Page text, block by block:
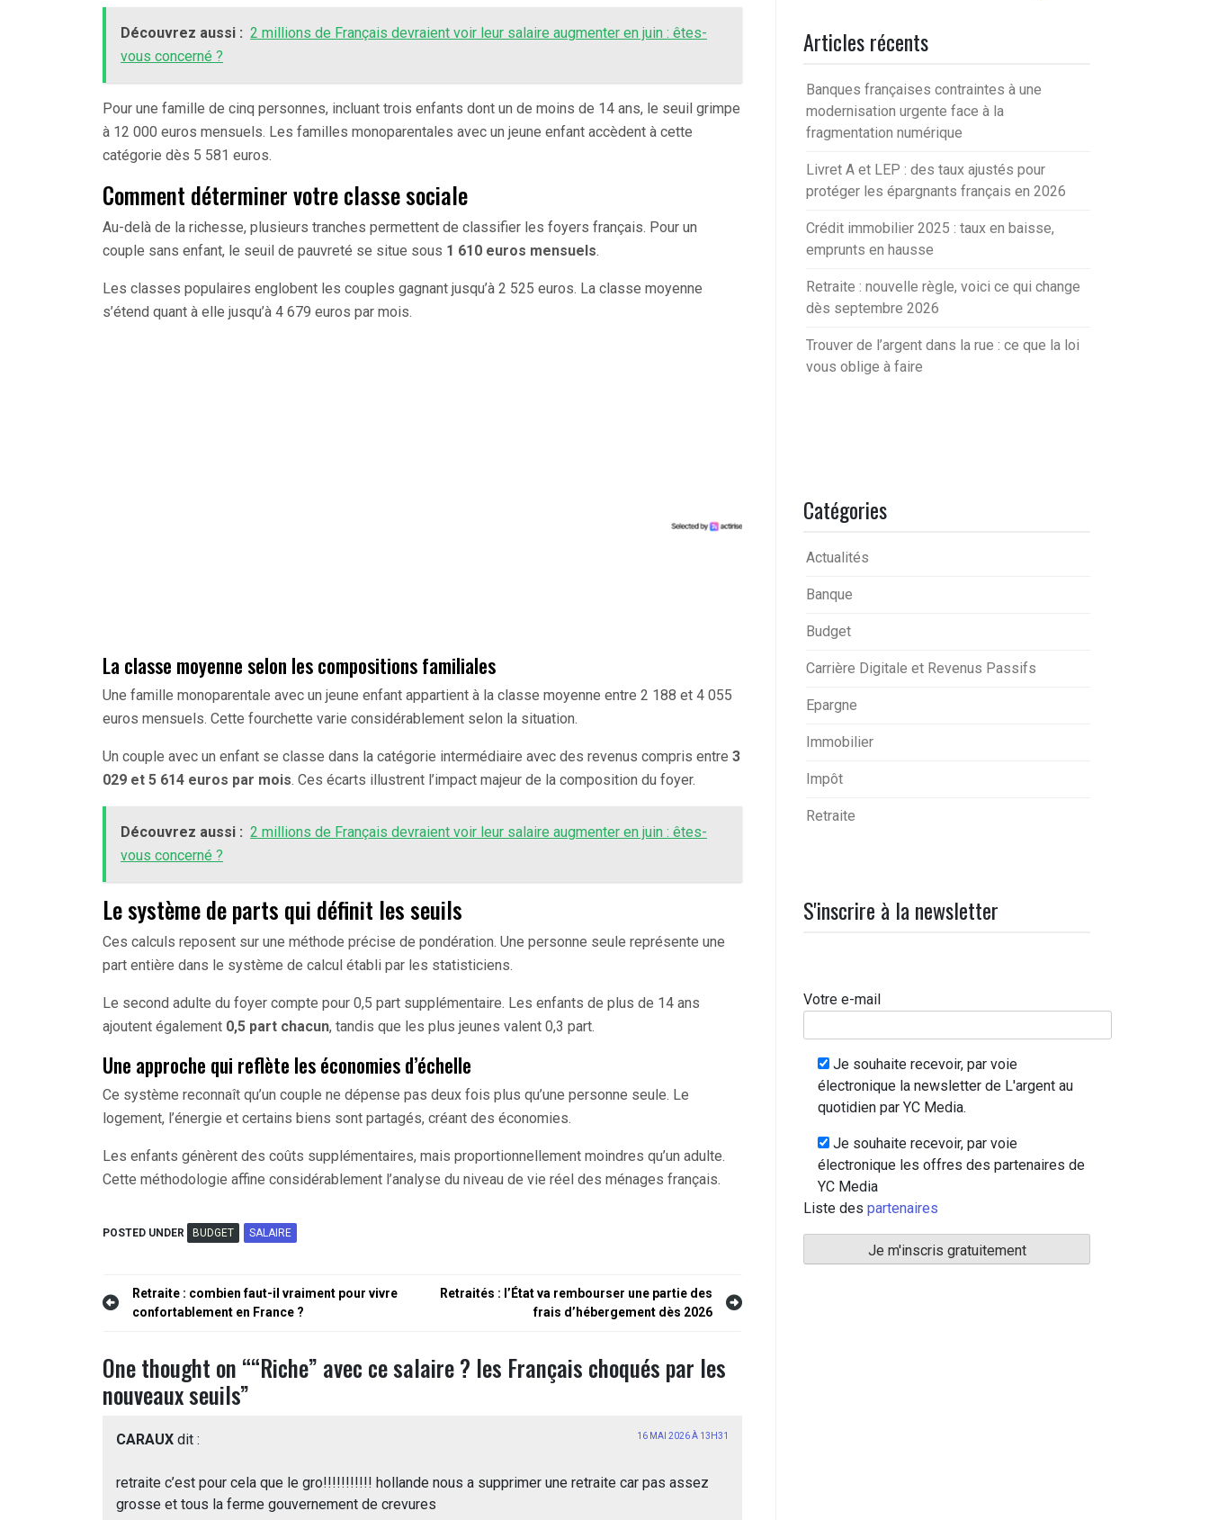
Découvrez aussi : 2 millions de Français devraient voir leur salaire augmenter en juin : êtes-
vous concerné ?
Pour une famille de cinq personnes, incluant trois enfants dont un de moins de 14 ans, le seuil grimpe
à 12 000 euros mensuels. Les familles monoparentales avec un jeune enfant accèdent à cette
catégorie dès 5 581 euros.
Comment déterminer votre classe sociale
Au-delà de la richesse, plusieurs tranches permettent de classifier les foyers français. Pour un
couple sans enfant, le seuil de pauvreté se situe sous 1 610 euros mensuels.
Les classes populaires englobent les couples gagnant jusqu’à 2 525 euros. La classe moyenne
s’étend quant à elle jusqu’à 4 679 euros par mois.
La classe moyenne selon les compositions familiales
Une famille monoparentale avec un jeune enfant appartient à la classe moyenne entre 2 188 et 4 055
euros mensuels. Cette fourchette varie considérablement selon la situation.
Un couple avec un enfant se classe dans la catégorie intermédiaire avec des revenus compris entre 3
029 et 5 614 euros par mois. Ces écarts illustrent l’impact majeur de la composition du foyer.
Découvrez aussi : 2 millions de Français devraient voir leur salaire augmenter en juin : êtes-
vous concerné ?
Le système de parts qui définit les seuils
Ces calculs reposent sur une méthode précise de pondération. Une personne seule représente une
part entière dans le système de calcul établi par les statisticiens.
Le second adulte du foyer compte pour 0,5 part supplémentaire. Les enfants de plus de 14 ans
ajoutent également 0,5 part chacun, tandis que les plus jeunes valent 0,3 part.
Une approche qui reflète les économies d’échelle
Ce système reconnaît qu’un couple ne dépense pas deux fois plus qu’une personne seule. Le
logement, l’énergie et certains biens sont partagés, créant des économies.
Les enfants génèrent des coûts supplémentaires, mais proportionnellement moindres qu’un adulte.
Cette méthodologie affine considérablement l’analyse du niveau de vie réel des ménages français.
POSTED UNDER BUDGET SALAIRE
Navigation
l’article
Retraite : combien faut-il vraiment pour vivre
confortablement en France ?
Retraités : l’État va rembourser une partie des
frais d’hébergement dès 2026
One thought on ““Riche” avec ce salaire ? les Français choqués par les
nouveaux seuils”
CARAUX dit : 16 MAI 2026 À 13H31
retraite c’est pour cela que le gro!!!!!!!!!!! hollande nous a supprimer une retraite car pas assez
grosse et tous la ferme gouvernement de crevures
Articles récents
Banques françaises contraintes à une
modernisation urgente face à la
fragmentation numérique
Livret A et LEP : des taux ajustés pour
protéger les épargnants français en 2026
Crédit immobilier 2025 : taux en baisse,
emprunts en hausse
Retraite : nouvelle règle, voici ce qui change
dès septembre 2026
Trouver de l’argent dans la rue : ce que la loi
vous oblige à faire
Catégories
Actualités
Banque
Budget
Carrière Digitale et Revenus Passifs
Epargne
Immobilier
Impôt
Retraite
S'inscrire à la newsletter
Votre e-mail
Je souhaite recevoir, par voie
électronique la newsletter de L'argent au
quotidien par YC Media.
Je souhaite recevoir, par voie
électronique les offres des partenaires de
YC Media
Liste des partenaires